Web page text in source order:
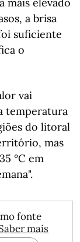
a brisa
suficiente
o
vai
temperatura
do litoral
mas
°C em
fonte
mais